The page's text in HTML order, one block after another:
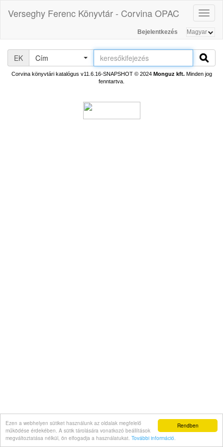
Rendben
Ezen a webhelyen sütiket használunk az oldalak megfelelő
működése érdekében. A sütik tárolására vonatkozó beállítások
megváltoztatása nélkül, ön elfogadja a használatukat. További információ.
Verseghy Ferenc Könyvtár - Corvina OPAC
Bejelentkezés
EK Cím
Corvina könyvtári katalógus v11.6.16-SNAPSHOT© 2024 Monguz kft.Minden jog
fenntartva.